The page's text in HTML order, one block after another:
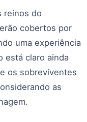
reinos do
cobertos por
uma experiência
está claro ainda
os sobreviventes
as